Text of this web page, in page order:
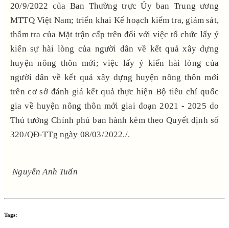
20/9/2022 của Ban Thường trực Ủy ban Trung ương
MTTQ Việt Nam; triển khai Kế hoạch kiểm tra, giám sát,
thẩm tra của Mặt trận cấp trên đối với việc tổ chức lấy ý
kiến sự hài lòng của người dân về kết quả xây dựng
huyện nông thôn mới; việc lấy ý kiến hài lòng của
người dân về kết quả xây dựng huyện nông thôn mới
trên cơ sở đánh giá kết quả thực hiện Bộ tiêu chí quốc
gia về huyện nông thôn mới giai đoạn 2021 - 2025 do
Thủ tướng Chính phủ ban hành kèm theo Quyết định số
320/QĐ-TTg ngày 08/03/2022./.
Nguyễn Anh Tuấn
Tags: